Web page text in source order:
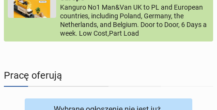
USŁUGI 160ogłoszeń online
MOTORYZACJA 10ogłoszeń online
Kanguro No1 Man&Van UK to PL and European
countries, including Poland, Germany, the
Netherlands, and Belgium. Door to Door, 6 Days a
week. Low Cost,Part Load
Pracę oferują